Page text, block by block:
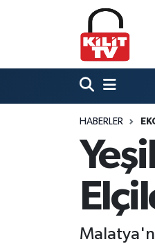
HABERLER
Hava Durumu
Trafik Durumu
Süper Lig Puan
Tüm Manşetler
Son Dakika Haberleri
Haber Arşivi